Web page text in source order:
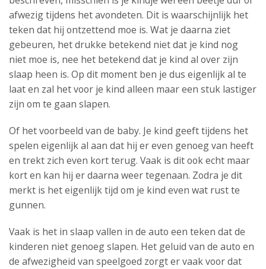
afwezig tijdens het avondeten. Dit is waarschijnlijk het
teken dat hij ontzettend moe is. Wat je daarna ziet
gebeuren, het drukke betekend niet dat je kind nog
niet moe is, nee het betekend dat je kind al over zijn
slaap heen is. Op dit moment ben je dus eigenlijk al te
laat en zal het voor je kind alleen maar een stuk lastiger
zijn om te gaan slapen.
Of het voorbeeld van de baby. Je kind geeft tijdens het
spelen eigenlijk al aan dat hij er even genoeg van heeft
en trekt zich even kort terug. Vaak is dit ook echt maar
kort en kan hij er daarna weer tegenaan. Zodra je dit
merkt is het eigenlijk tijd om je kind even wat rust te
gunnen.
Vaak is het in slaap vallen in de auto een teken dat de
kinderen niet genoeg slapen. Het geluid van de auto en
de afwezigheid van speelgoed zorgt er vaak voor dat